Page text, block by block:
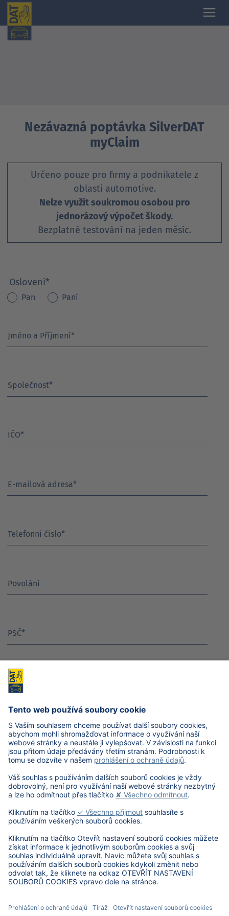
Nezávazná poptávka SilverDAT
myClaim
Určeno pouze pro firmy a podnikatele z
oblasti automotive.
Nelze využít soukromou osobou pro
jednorázový výpočet škody.
Bezplatné testování na jeden měsíc.
Oslovení*
Pan Paní
Jméno a Příjmení*
Společnost*
IČO*
E-mailová adresa*
Telefonní číslo*
Povolání
PSČ*
Po vyplnění formuláře Vás budeme kontaktovat pro
nastavení testovacího přístupu.
*Povinné